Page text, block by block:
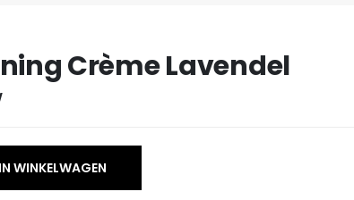
Crème Lavendel
IN WINKELWAGEN